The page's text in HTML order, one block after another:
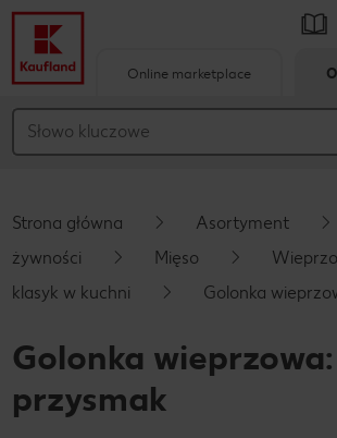
Główna treść
Pływający pasek boczny
Online marketplace
Strona główna Asortyment
żywności
Mięso
klasyk w kuchni
Golonka
Golonka
przysmak